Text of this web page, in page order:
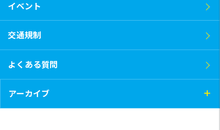
イベント
交通規制
よくある質問
アーカイブ